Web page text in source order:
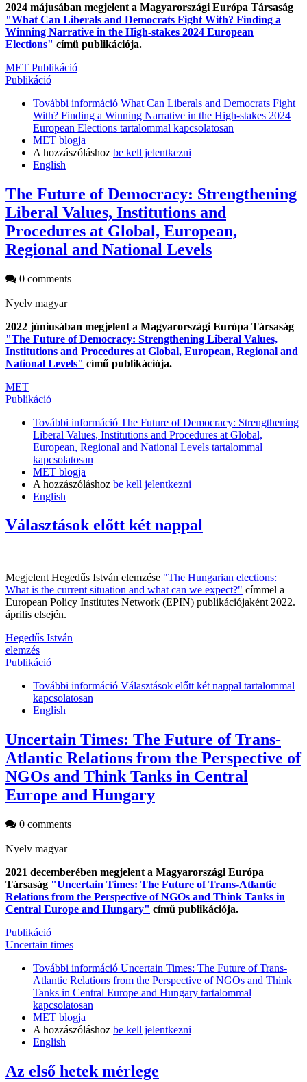
2024 májusában megjelent a Magyarországi Európa Társaság
"What Can Liberals and Democrats Fight With? Finding a
Winning Narrative in the High-stakes 2024 European
Elections" című publikációja.
MET Publikáció
Publikáció
További információ What Can Liberals and Democrats Fight
With? Finding a Winning Narrative in the High-stakes 2024
European Elections tartalommal kapcsolatosan
MET blogja
A hozzászóláshoz be kell jelentkezni
English
The Future of Democracy: Strengthening
Liberal Values, Institutions and
Procedures at Global, European,
Regional and National Levels
0 comments
Nyelv magyar
2022 júniusában megjelent a Magyarországi Európa Társaság
"The Future of Democracy: Strengthening Liberal Values,
Institutions and Procedures at Global, European, Regional and
National Levels" című publikációja.
MET
Publikáció
További információ The Future of Democracy: Strengthening
Liberal Values, Institutions and Procedures at Global,
European, Regional and National Levels tartalommal
kapcsolatosan
MET blogja
A hozzászóláshoz be kell jelentkezni
English
Választások előtt két nappal
Megjelent Hegedűs István elemzése "The Hungarian elections:
What is the current situation and what can we expect?" címmel a
European Policy Institutes Network (EPIN) publikációjaként 2022.
április elsején.
Hegedűs István
elemzés
Publikáció
További információ Választások előtt két nappal tartalommal
kapcsolatosan
English
Uncertain Times: The Future of Trans-
Atlantic Relations from the Perspective of
NGOs and Think Tanks in Central
Europe and Hungary
0 comments
Nyelv magyar
2021 decemberében megjelent a Magyarországi Európa
Társaság "Uncertain Times: The Future of Trans-Atlantic
Relations from the Perspective of NGOs and Think Tanks in
Central Europe and Hungary" című publikációja.
Publikáció
Uncertain times
További információ Uncertain Times: The Future of Trans-
Atlantic Relations from the Perspective of NGOs and Think
Tanks in Central Europe and Hungary tartalommal
kapcsolatosan
MET blogja
A hozzászóláshoz be kell jelentkezni
English
Az első hetek mérlege